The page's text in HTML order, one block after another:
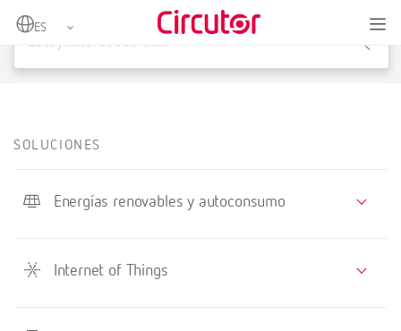
SOLUCIONES
Energías renovables y autoconsumo
Internet of Things